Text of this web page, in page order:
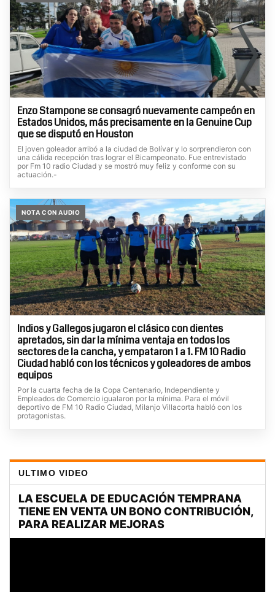
Enzo Stampone se consagró nuevamente campeón en
Estados Unidos, más precisamente en la Genuine Cup
que se disputó en Houston
El joven goleador arribó a la ciudad de Bolívar y lo sorprendieron con
una cálida recepción tras lograr el Bicampeonato. Fue entrevistado
por Fm 10 radio Ciudad y se mostró muy feliz y conforme con su
actuación.-
NOTA CON AUDIO
Indios y Gallegos jugaron el clásico con dientes
apretados, sin dar la mínima ventaja en todos los
sectores de la cancha, y empataron 1 a 1. FM 10 Radio
Ciudad habló con los técnicos y goleadores de ambos
equipos
Por la cuarta fecha de la Copa Centenario, Independiente y
Empleados de Comercio igualaron por la mínima. Para el móvil
deportivo de FM 10 Radio Ciudad, Milanjo Villacorta habló con los
protagonistas.
ULTIMO VIDEO